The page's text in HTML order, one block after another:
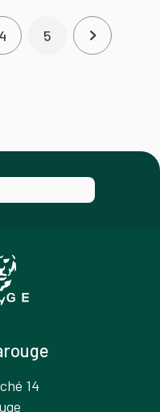
Page courante
4 Page
5 Page
14